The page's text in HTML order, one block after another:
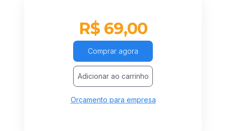
R$ 69,00
Comprar agora
Adicionar ao carrinho
Orçamento para empresa